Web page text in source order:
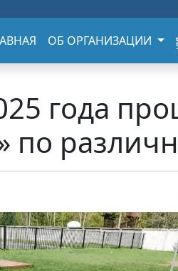
ОБ ОРГАНИЗАЦИИ
года
по